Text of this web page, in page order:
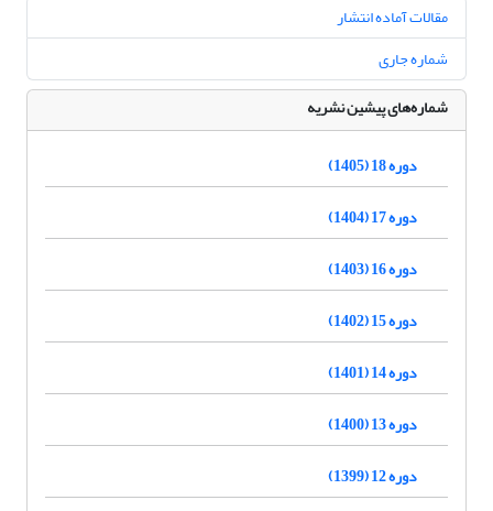
مقالات آماده انتشار
شماره جاری
شماره‌های پیشین نشریه
دوره 18 (1405)
دوره 17 (1404)
دوره 16 (1403)
دوره 15 (1402)
دوره 14 (1401)
دوره 13 (1400)
دوره 12 (1399)